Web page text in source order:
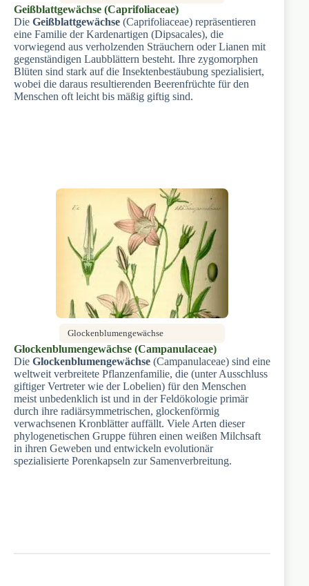
Geißblattgewächse (Caprifoliaceae)
Die Geißblattgewächse (Caprifoliaceae) repräsentieren
eine Familie der Kardenartigen (Dipsacales), die
vorwiegend aus verholzenden Sträuchern oder Lianen mit
gegenständigen Laubblättern besteht. Ihre zygomorphen
Blüten sind stark auf die Insektenbestäubung spezialisiert,
wobei die daraus resultierenden Beerenfrüchte für den
Menschen oft leicht bis mäßig giftig sind.
Glockenblumengewächse
Glockenblumengewächse (Campanulaceae)
Die Glockenblumengewächse (Campanulaceae) sind eine
weltweit verbreitete Pflanzenfamilie, die (unter Ausschluss
giftiger Vertreter wie der Lobelien) für den Menschen
meist unbedenklich ist und in der Feldökologie primär
durch ihre radiärsymmetrischen, glockenförmig
verwachsenen Kronblätter auffällt. Viele Arten dieser
phylogenetischen Gruppe führen einen weißen Milchsaft
in ihren Geweben und entwickeln evolutionär
spezialisierte Porenkapseln zur Samenverbreitung.